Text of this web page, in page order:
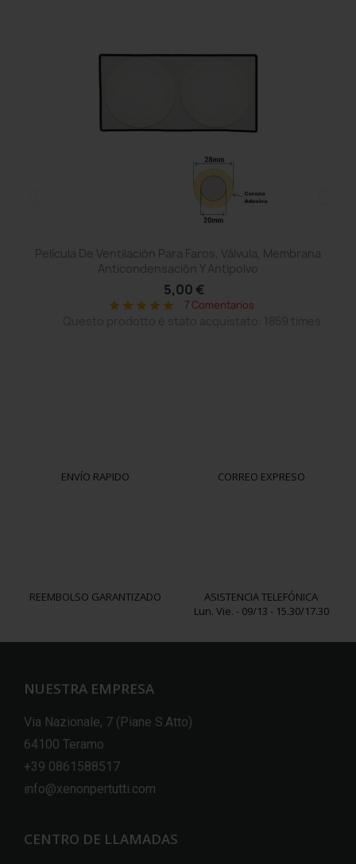
Película De Ventilación Para Faros, Válvula, Membrana
Anticondensación Y Antipolvo
5,00 €
star star star star star 7 Comentarios
ENVÍO RAPIDO CORREO EXPRESO
REEMBOLSO GARANTIZADO
ASISTENCIA TELEFÓNICA
Lun. Vie. - 09/13 - 15.30/17.30
NUESTRA EMPRESA
Via Nazionale, 7 (Piane S.Atto)
64100 Teramo
+39 0861588517
info@xenonpertutti.com
CENTRO DE LLAMADAS